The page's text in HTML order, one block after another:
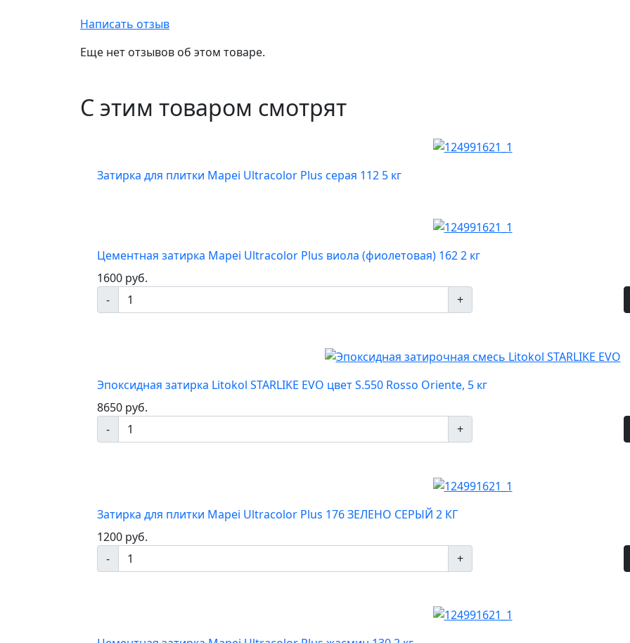
Написать отзыв
Еще нет отзывов об этом товаре.
С этим товаром смотрят
Затирка для плитки Mapei Ultracolor Plus серая 112 5 кг
Цементная затирка Mapei Ultracolor Plus виола (фиолетовая) 162 2 кг
1600 руб.
-
+
Эпоксидная затирка Litokol STARLIKE EVO цвет S.550 Rosso Oriente, 5 кг
8650 руб.
-
+
Затирка для плитки Mapei Ultracolor Plus 176 ЗЕЛЕНО СЕРЫЙ 2 КГ
1200 руб.
-
+